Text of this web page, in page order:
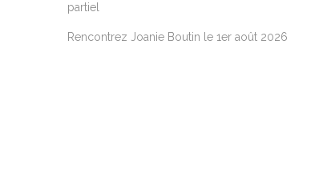
partiel
Rencontrez Joanie Boutin le 1er août 2026